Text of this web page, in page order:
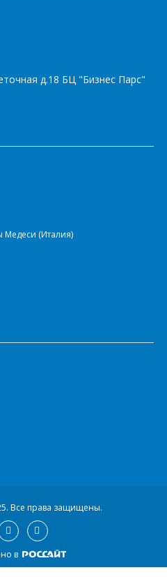
д.18 БЦ "Бизнес Парс"
Медеси (Италия)
Все права защищены.
в